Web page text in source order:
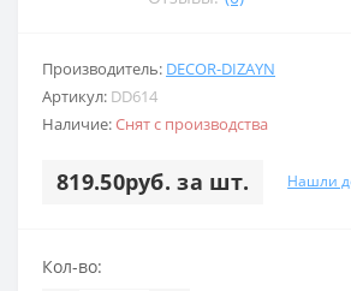
Производитель: DECOR-DIZAYN
Артикул: DD614
Наличие:Снят с производства
819.50руб. за шт. Нашли
Кол-во: